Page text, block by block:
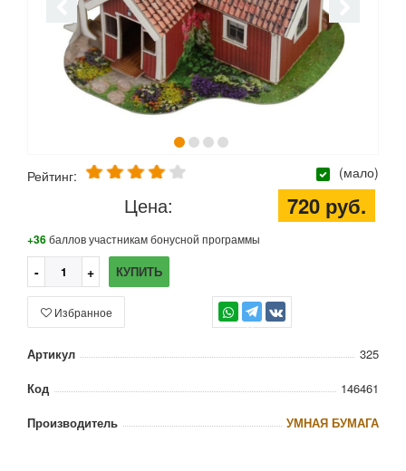
Рейтинг: (мало)
Цена: 720 руб.
+36баллов участникам бонусной программы
КУПИТЬ
TG
Избранное
Артикул
325
Код
146461
Производитель
УМНАЯ БУМАГА